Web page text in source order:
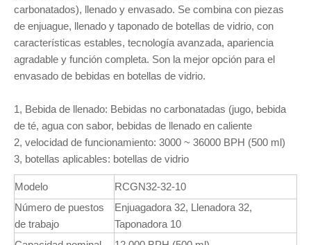
carbonatados), llenado y envasado. Se combina con piezas
de enjuague, llenado y taponado de botellas de vidrio, con
características estables, tecnología avanzada, apariencia
agradable y función completa. Son la mejor opción para el
envasado de bebidas en botellas de vidrio.
1, Bebida de llenado: Bebidas no carbonatadas (jugo, bebida
de té, agua con sabor, bebidas de llenado en caliente
2, velocidad de funcionamiento: 3000 ~ 36000 BPH (500 ml)
3, botellas aplicables: botellas de vidrio
Modelo
RCGN32-32-10
Número de puestos
de trabajo
Enjuagadora 32, Llenadora 32,
Taponadora 10